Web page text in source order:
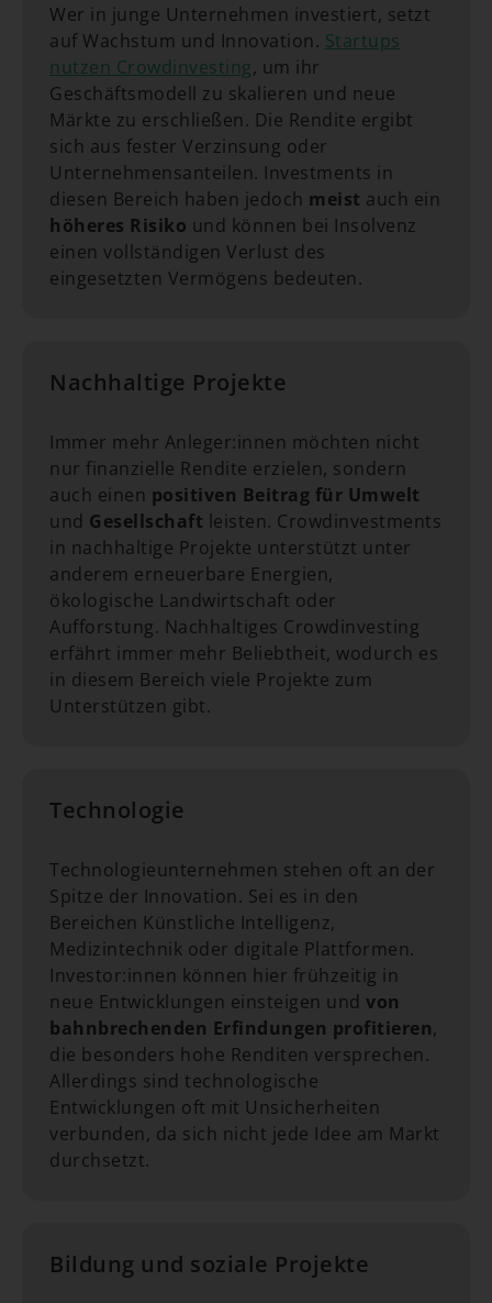
Wer in junge Unternehmen investiert, setzt
auf Wachstum und Innovation. Startups
nutzen Crowdinvesting, um ihr
Geschäftsmodell zu skalieren und neue
Märkte zu erschließen. Die Rendite ergibt
sich aus fester Verzinsung oder
Unternehmensanteilen. Investments in
diesen Bereich haben jedoch meist auch ein
höheres Risiko und können bei Insolvenz
einen vollständigen Verlust des
eingesetzten Vermögens bedeuten.
Nachhaltige Projekte
Immer mehr Anleger:innen möchten nicht
nur finanzielle Rendite erzielen, sondern
auch einen positiven Beitrag für Umwelt
und Gesellschaft leisten. Crowdinvestments
in nachhaltige Projekte unterstützt unter
anderem erneuerbare Energien,
ökologische Landwirtschaft oder
Aufforstung. Nachhaltiges Crowdinvesting
erfährt immer mehr Beliebtheit, wodurch es
in diesem Bereich viele Projekte zum
Unterstützen gibt.
Technologie
Technologieunternehmen stehen oft an der
Spitze der Innovation. Sei es in den
Bereichen Künstliche Intelligenz,
Medizintechnik oder digitale Plattformen.
Investor:innen können hier frühzeitig in
neue Entwicklungen einsteigen und von
bahnbrechenden Erfindungen profitieren,
die besonders hohe Renditen versprechen.
Allerdings sind technologische
Entwicklungen oft mit Unsicherheiten
verbunden, da sich nicht jede Idee am Markt
durchsetzt.
Bildung und soziale Projekte